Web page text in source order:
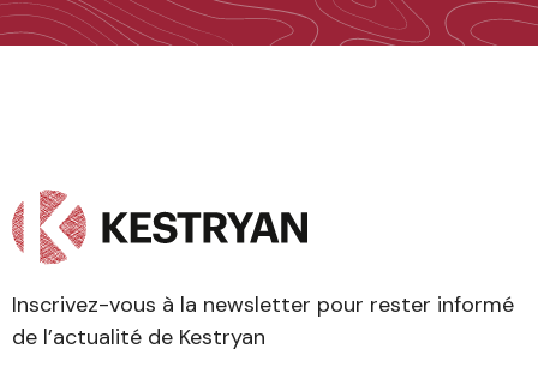
Inscrivez-vous à la newsletter pour rester informé
de l’actualité de Kestryan